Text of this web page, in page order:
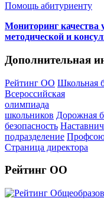
Помощь абитуриенту
Мониторинг качества
методической и
Дополнительная
Рейтинг ОО Школьная
Всероссийская
олимпиада
школьников Дорожная
безопасность
подразделение
Страница директора
Рейтинг ОО